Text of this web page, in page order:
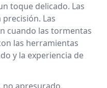
toque delicado. Las
Las
cuando las tormentas
las herramientas
y la experiencia de